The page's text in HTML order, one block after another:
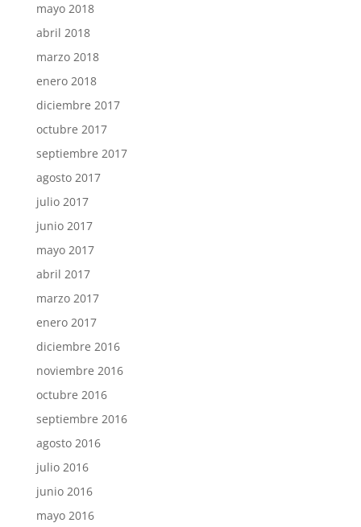
mayo 2018
abril 2018
marzo 2018
enero 2018
diciembre 2017
octubre 2017
septiembre 2017
agosto 2017
julio 2017
junio 2017
mayo 2017
abril 2017
marzo 2017
enero 2017
diciembre 2016
noviembre 2016
octubre 2016
septiembre 2016
agosto 2016
julio 2016
junio 2016
mayo 2016